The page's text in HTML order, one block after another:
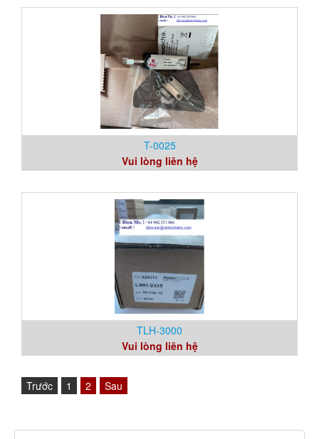
T-0025
Vui lòng liên hệ
TLH-3000
Vui lòng liên hệ
Trước 1 2 Sau